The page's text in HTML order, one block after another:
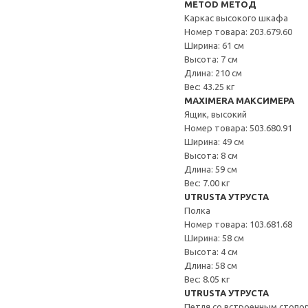
METOD МЕТОД
Каркас высокого шкафа
Номер товара: 203.679.60
Ширина: 61 см
Высота: 7 см
Длина: 210 см
Вес: 43.25 кг
MAXIMERA МАКСИМЕРА
Ящик, высокий
Номер товара: 503.680.91
Ширина: 49 см
Высота: 8 см
Длина: 59 см
Вес: 7.00 кг
UTRUSTA УТРУСТА
Полка
Номер товара: 103.681.68
Ширина: 58 см
Высота: 4 см
Длина: 58 см
Вес: 8.05 кг
UTRUSTA УТРУСТА